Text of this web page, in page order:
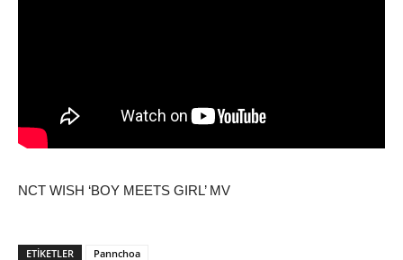
NCT WISH ‘BOY MEETS GIRL’ MV
ETIKETLER Pannchoa